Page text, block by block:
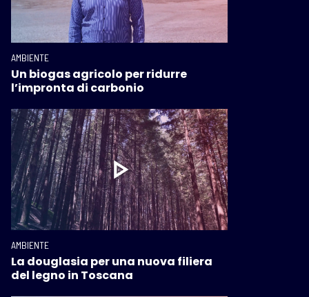
AMBIENTE
Un biogas agricolo per ridurre
l’impronta di carbonio
AMBIENTE
La douglasia per una nuova filiera
del legno in Toscana